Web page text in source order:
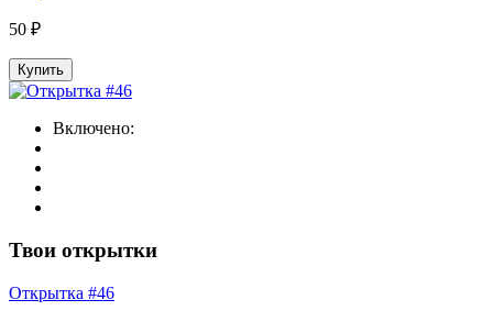
50 ₽
Купить
Включено:
Твои открытки
Открытка #46